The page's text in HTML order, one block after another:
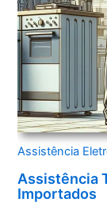
Assistência
Assistência
Importados